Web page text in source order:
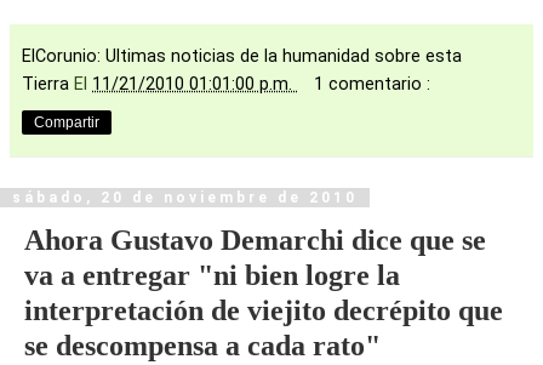
ElCorunio: Ultimas noticias de la humanidad sobre esta
Tierra El 11/21/2010 01:01:00 p.m. 1 comentario :
Compartir
sábado, 20 de noviembre de 2010
Ahora Gustavo Demarchi dice que se
va a entregar "ni bien logre la
interpretación de viejito decrépito que
se descompensa a cada rato"